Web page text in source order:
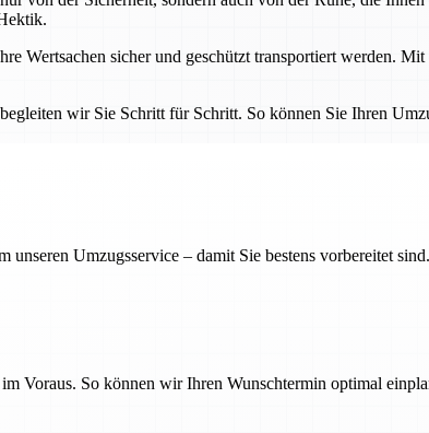
Wertsachen sicher und geschützt transportiert werden.
wir Sie Schritt für Schritt. So können Sie Ihren
Umzugsservice – damit Sie bestens vorbereitet sind.
Voraus. So können wir Ihren Wunschtermin optimal